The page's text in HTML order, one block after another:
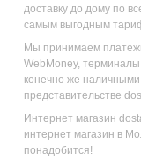
доставку до дому по
самым выгодным
Мы принимаем
WebMoney,
конечно же
представительстве
Интернет магазин
интернет магазин в
понадобится!